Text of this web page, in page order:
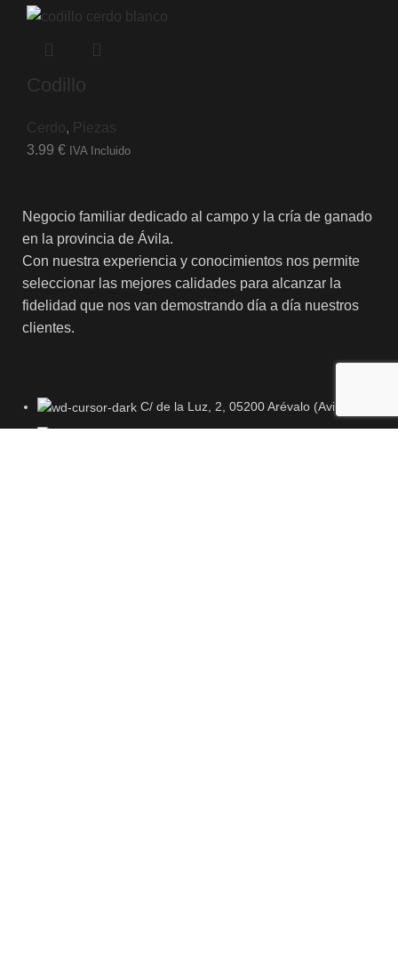
Codillo
Cerdo, Piezas
3.99 € IVA Incluido
Negocio familiar dedicado al campo y la cría de ganado
en la provincia de Ávila.
Con nuestra experiencia y conocimientos nos permite
seleccionar las mejores calidades para alcanzar la
fidelidad que nos van demostrando día a día nuestros
clientes.
C/ de la Luz, 2, 05200 Arévalo (Avila)